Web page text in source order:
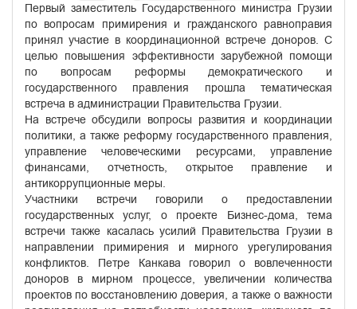
Первый заместитель Государственного министра Грузии
по вопросам примирения и гражданского равноправия
принял участие в координационной встрече доноров. С
целью повышения эффективности зарубежной помощи
по вопросам реформы демократического и
государственного правления прошла тематическая
встреча в администрации Правительства Грузии.
На встрече обсудили вопросы развития и координации
политики, а также реформу государственного правления,
управление человеческими ресурсами, управление
финансами, отчетность, открытое правление и
антикоррупционные меры.
Участники встречи говорили о предоставлении
государственных услуг, о проекте Бизнес-дома, тема
встречи также касалась усилий Правительства Грузии в
направлении примирения и мирного урегулирования
конфликтов. Петре Канкава говорил о вовлеченности
доноров в мирном процессе, увеличении количества
проектов по восстановлению доверия, а также о важности